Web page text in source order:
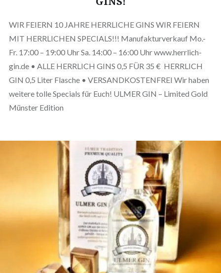
WIR FEIERN 10 JAHRE HERRLICHE GINS WIR FEIERN
MIT HERRLICHEN SPECIALS!!! Manufakturverkauf Mo.-
Fr. 17:00 – 19:00 Uhr Sa. 14:00 – 16:00 Uhr www.herrlich-
gin.de • ALLE HERRLICH GINS 0,5 FÜR 35 € HERRLICH
GIN 0,5 Liter Flasche • VERSANDKOSTENFREI Wir haben
weitere tolle Specials für Euch! ULMER GIN – Limited Gold
Münster Edition